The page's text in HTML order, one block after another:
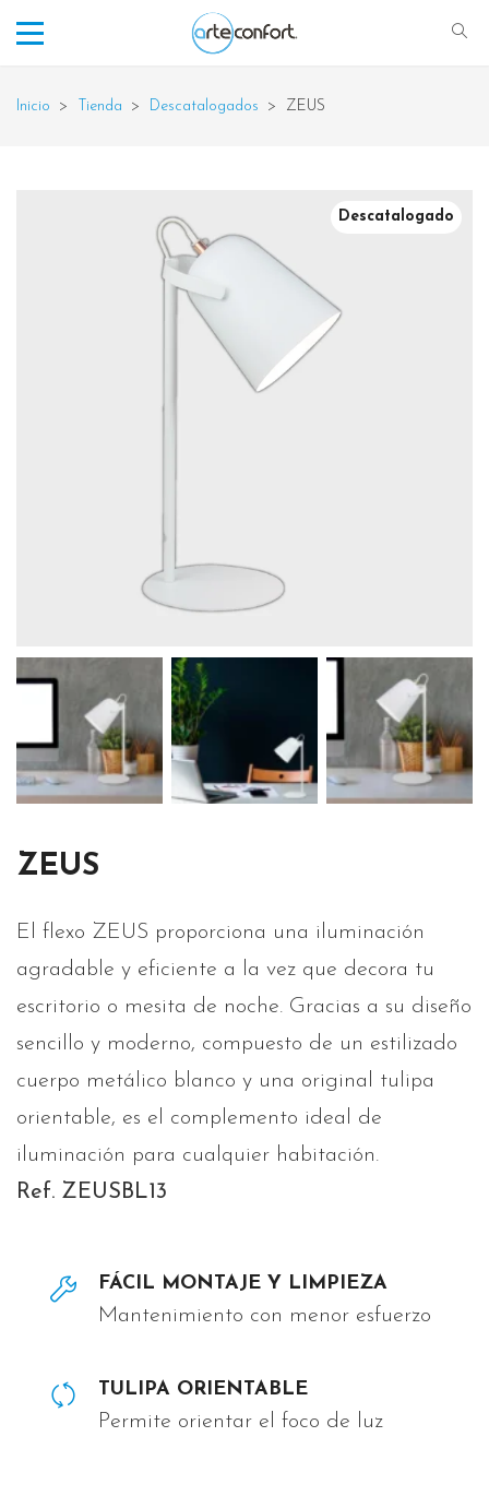
Inicio > Tienda > Descatalogados > ZEUS
Descatalogado
ZEUS
El flexo ZEUS proporciona una iluminación
agradable y eficiente a la vez que decora tu
escritorio o mesita de noche. Gracias a su diseño
sencillo y moderno, compuesto de un estilizado
cuerpo metálico blanco y una original tulipa
orientable, es el complemento ideal de
iluminación para cualquier habitación.
Ref. ZEUSBL13
FÁCIL MONTAJE Y LIMPIEZA
Mantenimiento con menor esfuerzo
TULIPA ORIENTABLE
Permite orientar el foco de luz